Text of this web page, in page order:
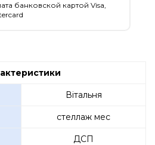
банковской картой Visa,
Вітальня
стеллаж мес
ДСП